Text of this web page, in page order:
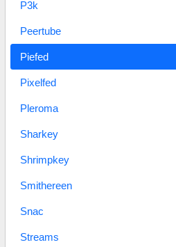
P3k
Peertube
Piefed
Pixelfed
Pleroma
Sharkey
Shrimpkey
Smithereen
Snac
Streams